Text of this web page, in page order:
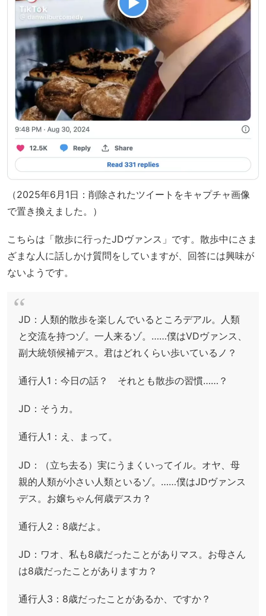
（2025年6月1日：削除されたツイートをキャプチャ画像
で置き換えました。）
こちらは「散歩に行ったJDヴァンス」です。散歩中にさま
ざまな人に話しかけ質問をしていますが、回答には興味が
ないようです。
JD：人類的散歩を楽しんでいるところデアル。人類
と交流を持つゾ。一人来るゾ。……僕はVDヴァンス、
副大統領候補デス。君はどれくらい歩いているノ？
通行人1：今日の話？ それとも散歩の習慣……？
JD：そうカ。
通行人1：え、まって。
JD：（立ち去る）実にうまくいってイル。オヤ、母
親的人類が小さい人類といるゾ。……僕はJDヴァンス
デス。お嬢ちゃん何歳デスカ？
通行人2：8歳だよ。
JD：ワオ、私も8歳だったことがありマス。お母さん
は8歳だったことがありますカ？
通行人3：8歳だったことがあるか、ですか？